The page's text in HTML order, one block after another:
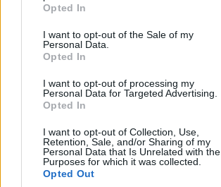
Opted In
I want to opt-out of the Sale of my
Personal Data.
Opted In
I want to opt-out of processing my
Personal Data for Targeted Advertising.
Opted In
I want to opt-out of Collection, Use,
Retention, Sale, and/or Sharing of my
Personal Data that Is Unrelated with the
Purposes for which it was collected.
Opted Out